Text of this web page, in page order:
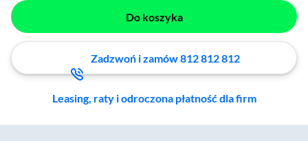
Do koszyka
Zadzwoń i zamów 812 812 812
Leasing, raty i odroczona płatność dla firm